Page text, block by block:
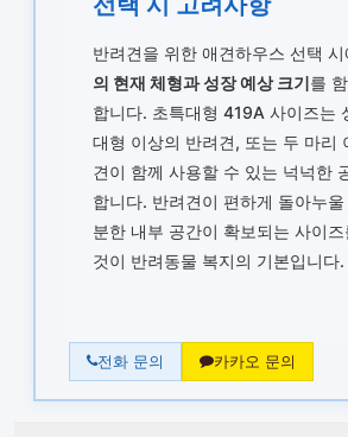
반려견을 위한 애견하우스 선택 시
의 현재 체형과 성장 예상 크기를
합니다. 초특대형 419A 사이즈는
대형 이상의 반려견, 또는 두 마리
견이 함께 사용할 수 있는 넉넉한
합니다. 반려견이 편하게 돌아누
분한 내부 공간이 확보되는 사이
것이 반려동물 복지의 기본입니다.
전화 문의 카카오 문의